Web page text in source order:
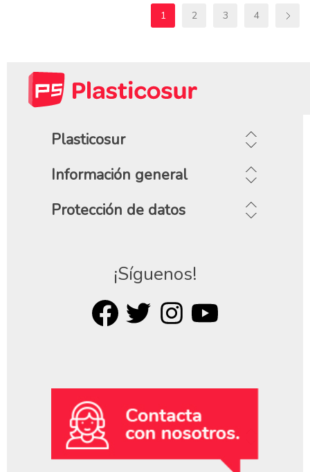
1 2 3 4
Plasticosur
Información general
Protección de datos
¡Síguenos!